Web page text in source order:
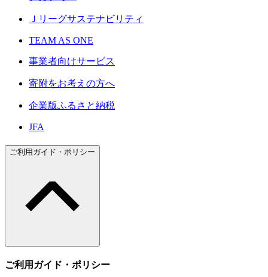
Ｊリーグサステナビリティ
TEAM AS ONE
事業者向けサービス
寄附をお考えの方へ
企業版ふるさと納税
JFA
ご利用ガイド・ポリシー
ご利用ガイド・ポリシー